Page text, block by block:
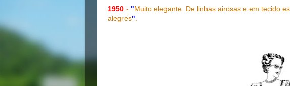
1950 - "Muito elegante. De linhas airosas e em tecido
alegres".